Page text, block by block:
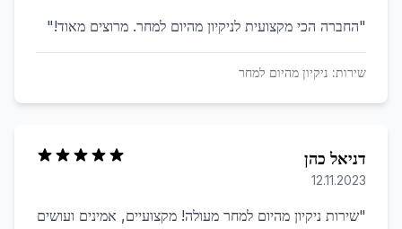
"החברה הכי מקצועית לניקיון מהיום למחר. מרוצים מאוד!"
שירות: ניקיון מהיום למחר
דניאל כהן
12.11.2023
"שירות ניקיון מהיום למחר מעולה! מקצועיים, אמינים ועושים